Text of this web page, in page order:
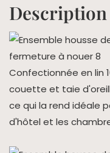
Confectionnée en lin
couette et taie
ce qui la rend idéale
d'hôtel et les